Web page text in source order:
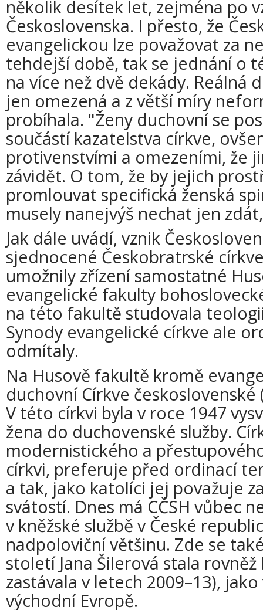
několik desítek let, zejména po
Československa. I přesto, že
evangelickou lze považovat za
tehdejší době, tak se jednání o
na více než dvě dekády. Reálná
jen omezená a z větší míry
probíhala. "Ženy duchovní se
součástí kazatelstva církve,
protivenstvími a omezeními, že
závidět. O tom, že by jejich
promlouvat specifická ženská
musely nanejvýš nechat jen
Jak dále uvádí, vznik
sjednocené Českobratrské
umožnily zřízení samostatné
evangelické fakulty
na této fakultě studovala
Synody evangelické církve ale
odmítaly.
Na Husově fakultě kromě
duchovní Církve československé
V této církvi byla v roce 1947
žena do duchovenské služby.
modernistického a
církvi, preferuje před ordinací
a tak, jako katolíci jej považuje
svátostí. Dnes má CČSH vůbec
v kněžské službě v České
nadpoloviční většinu. Zde se
století Jana Šilerová stala
zastávala v letech 2009–13),
východní Evropě.